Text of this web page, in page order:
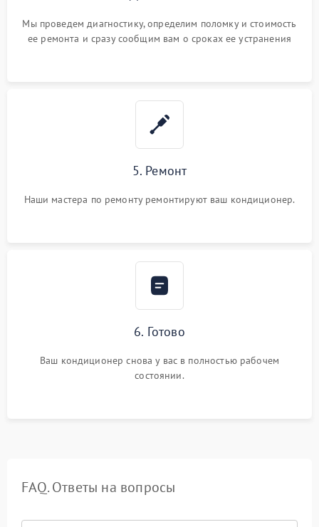
Мы проведем диагностику, определим поломку и стоимость
ее ремонта и сразу сообщим вам о сроках ее устранения
5. Ремонт
Наши мастера по ремонту ремонтируют ваш кондиционер.
6. Готово
Ваш кондиционер снова у вас в полностью рабочем
состоянии.
FAQ. Ответы на вопросы